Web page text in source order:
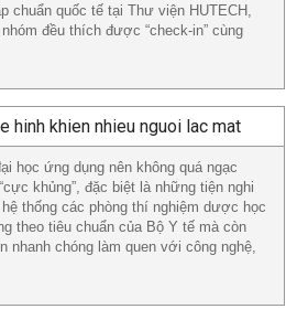
chuẩn quốc tế tại Thư viện HUTECH,
đều thích được “check-in” cùng
học ứng dụng nên không quá ngạc
khủng”, đặc biệt là những tiện nghi
thống các phòng thí nghiệm dược học
theo tiêu chuẩn của Bộ Y tế mà còn
nhanh chóng làm quen với công nghệ,